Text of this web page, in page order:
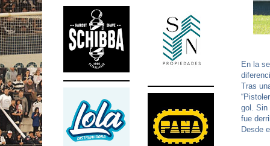
En la
Tras
gol. Sin
fue
Desde